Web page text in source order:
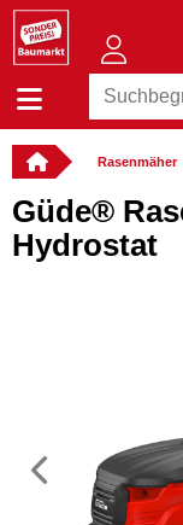
Rasenmäher
Güde®
Hydrostat
Vorheriges